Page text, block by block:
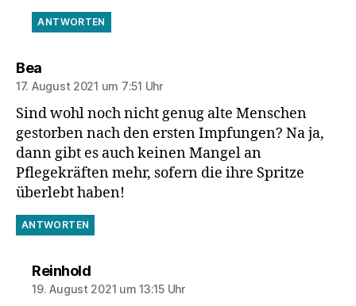
ANTWORTEN
Beasagt:
17. August 2021 um 7:51 Uhr
Sind wohl noch nicht genug alte Menschen
gestorben nach den ersten Impfungen? Na ja,
dann gibt es auch keinen Mangel an
Pflegekräften mehr, sofern die ihre Spritze
überlebt haben!
ANTWORTEN
Reinholdsagt:
19. August 2021 um 13:15 Uhr